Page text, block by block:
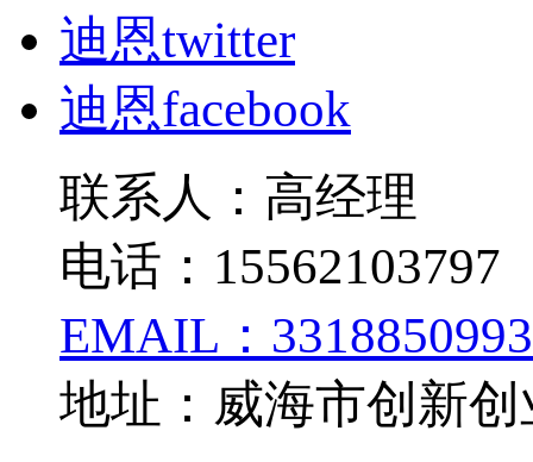
迪恩twitter
迪恩facebook
联系人：高经理
电话：15562103797
EMAIL：
地址：威海市创新创